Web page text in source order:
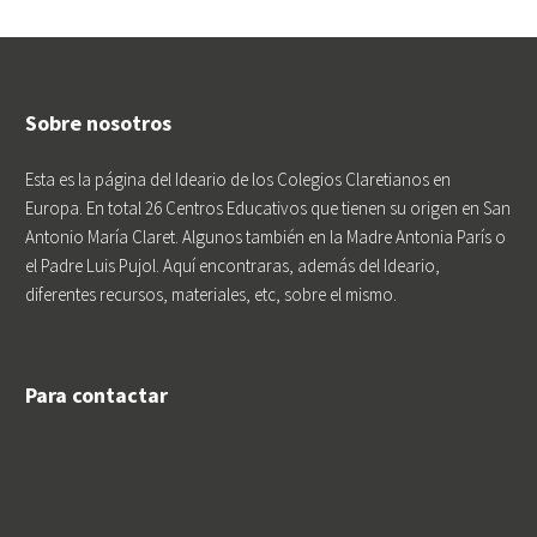
Sobre nosotros
Esta es la página del Ideario de los Colegios Claretianos en
Europa. En total 26 Centros Educativos que tienen su origen en San
Antonio María Claret. Algunos también en la Madre Antonia París o
el Padre Luis Pujol. Aquí encontraras, además del Ideario,
diferentes recursos, materiales, etc, sobre el mismo.
Para contactar